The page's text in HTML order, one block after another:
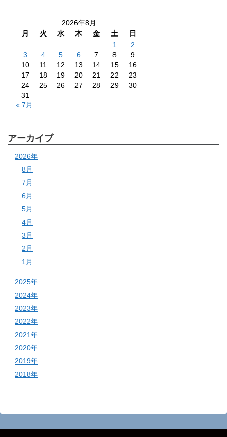
2026年8月
月
火 水 木 金 土
日
1
2
3
4 5 6 7 8
9
10
11 12 13 14 15
16
17
18 19 20 21 22
23
24
25 26 27 28 29
30
31
« 7月
アーカイブ
2026年
8月
7月
6月
5月
4月
3月
2月
1月
2025年
2024年
2023年
2022年
2021年
2020年
2019年
2018年